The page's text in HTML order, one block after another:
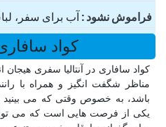
فراموش نشود آب برای سفر،
کواد سافاری
کواد سافاری در آنتالیا سفری
مناظر شگفت انگیز و همراه با
باشد، به خصوص وقتی که می بینید
یکی از فرصت هایی است که می